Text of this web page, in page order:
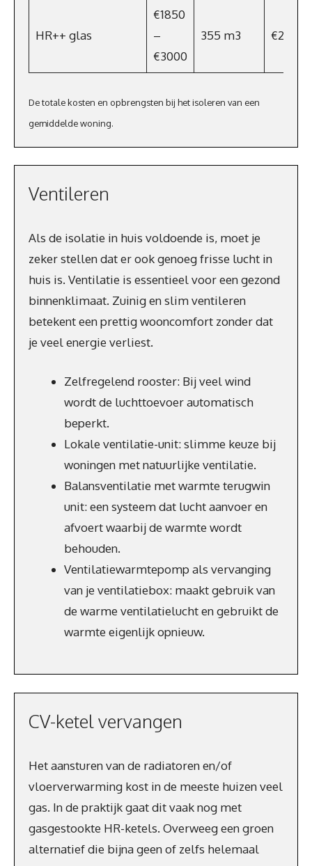
HR++ glas
€1850
–
€3000
355 m3 €241
De totale kosten en opbrengsten bij het isoleren van een
gemiddelde woning.
Ventileren
Als de isolatie in huis voldoende is, moet je
zeker stellen dat er ook genoeg frisse lucht in
huis is. Ventilatie is essentieel voor een gezond
binnenklimaat. Zuinig en slim ventileren
betekent een prettig wooncomfort zonder dat
je veel energie verliest.
Zelfregelend rooster: Bij veel wind
wordt de luchttoevoer automatisch
beperkt.
Lokale ventilatie-unit: slimme keuze bij
woningen met natuurlijke ventilatie.
Balansventilatie met warmte terugwin
unit: een systeem dat lucht aanvoer en
afvoert waarbij de warmte wordt
behouden.
Ventilatiewarmtepomp als vervanging
van je ventilatiebox: maakt gebruik van
de warme ventilatielucht en gebruikt de
warmte eigenlijk opnieuw.
CV-ketel vervangen
Het aansturen van de radiatoren en/of
vloerverwarming kost in de meeste huizen veel
gas. In de praktijk gaat dit vaak nog met
gasgestookte HR-ketels. Overweeg een groen
alternatief die bijna geen of zelfs helemaal